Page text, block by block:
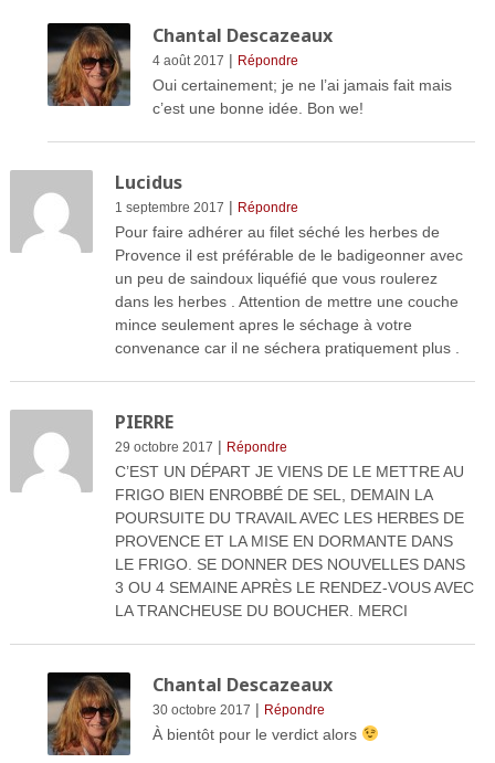
Chantal Descazeaux
4 août 2017 | Répondre
Oui certainement; je ne l’ai jamais fait mais
c’est une bonne idée. Bon we!
Lucidus
1 septembre 2017 | Répondre
Pour faire adhérer au filet séché les herbes de
Provence il est préférable de le badigeonner avec
un peu de saindoux liquéfié que vous roulerez
dans les herbes . Attention de mettre une couche
mince seulement apres le séchage à votre
convenance car il ne séchera pratiquement plus .
PIERRE
29 octobre 2017 | Répondre
C’EST UN DÉPART JE VIENS DE LE METTRE AU
FRIGO BIEN ENROBBÉ DE SEL, DEMAIN LA
POURSUITE DU TRAVAIL AVEC LES HERBES DE
PROVENCE ET LA MISE EN DORMANTE DANS
LE FRIGO. SE DONNER DES NOUVELLES DANS
3 OU 4 SEMAINE APRÈS LE RENDEZ-VOUS AVEC
LA TRANCHEUSE DU BOUCHER. MERCI
Chantal Descazeaux
30 octobre 2017 | Répondre
À bientôt pour le verdict alors